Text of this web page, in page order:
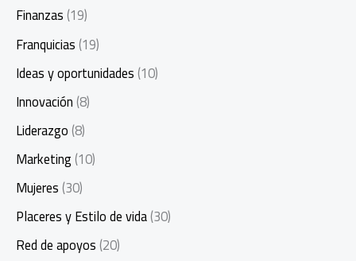
Finanzas(19)
Franquicias(19)
Ideas y oportunidades(10)
Innovación(8)
Liderazgo(8)
Marketing(10)
Mujeres(30)
Placeres y Estilo de vida(30)
Red de apoyos(20)